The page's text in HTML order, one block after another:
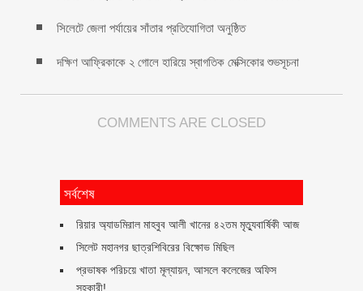
সিলেটে জেলা পর্যায়ের সাঁতার প্রতিযোগিতা অনুষ্ঠিত
দক্ষিণ আফ্রিকাকে ২ গোলে হারিয়ে স্বাগতিক মেক্সিকোর শুভসূচনা
COMMENTS ARE CLOSED
সর্বশেষ
রিয়ার অ্যাডমিরাল মাহবুব আলী খানের ৪২তম মৃত্যুবার্ষিকী আজ
সিলেট মহানগর ছাত্রশিবিরের বিক্ষোভ মিছিল
প্রভাষক পরিচয়ে খাতা মূল্যায়ন, আসলে কলেজের অফিস
সহকারী!